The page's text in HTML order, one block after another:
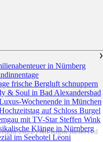
2022 | All Right Reserved
❯
in Nürnberg
frische Bergluft schnuppern
& Soul in Bad Alexandersbad
Wochenende in München
auf Schloss Burgel
mit TV-Star Steffen Wink
Klänge in Nürnberg
im Seehotel Leoni